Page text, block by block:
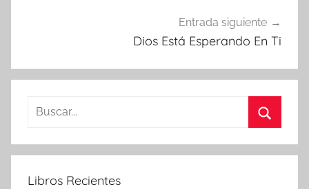
Entrada siguiente
Dios Está Esperando En Ti
Buscar:
Libros Recientes